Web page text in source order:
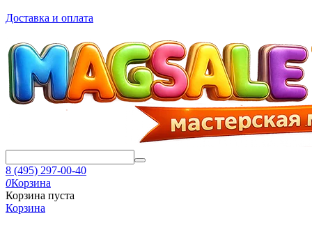
Доставка и оплата
8 (495) 297-00-40
0Корзина
Корзина пуста
Корзина